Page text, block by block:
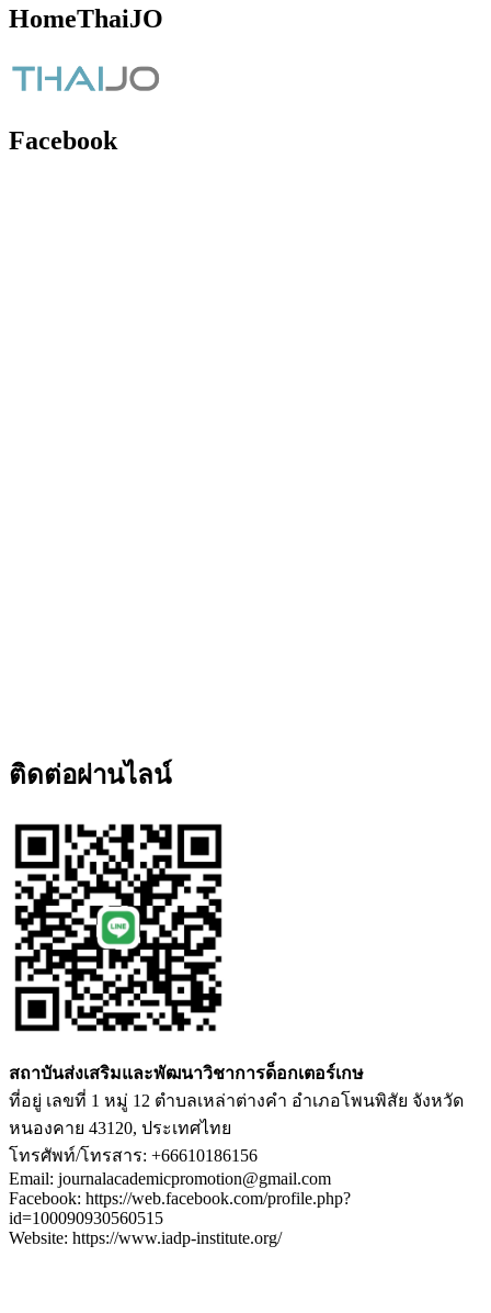
HomeThaiJO
Facebook
ติดต่อผ่านไลน์
สถาบันส่งเสริมและพัฒนาวิชาการด็อกเตอร์เกษ
ที่อยู่ เลขที่ 1 หมู่ 12 ตำบลเหล่าต่างคำ อำเภอโพนพิสัย จังหวัด
หนองคาย 43120, ประเทศไทย
โทรศัพท์/โทรสาร: +66610186156
Email: journalacademicpromotion@gmail.com
Facebook: https://web.facebook.com/profile.php?
id=100090930560515
Website: https://www.iadp-institute.org/